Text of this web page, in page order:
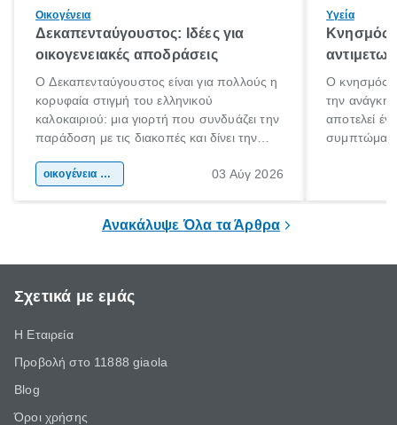
Οικογένεια
Δεκαπενταύγουστος: Ιδέες για
οικογενειακές αποδράσεις
Ο Δεκαπενταύγουστος είναι για πολλούς η
κορυφαία στιγμή του ελληνικού
καλοκαιριού: μια γιορτή που συνδυάζει την
παράδοση με τις διακοπές και δίνει την
χώρας. Είτε πρόκειται για λίγες μέρες
οικογένεια & παιδί 03 Αύγ 2026
Υγεία
Κνησμός:
Ο κνησμός
την ανάγκη
αποτελεί
Ανακάλυψε Όλα τα Άρθρα
Σχετικά με εμάς
Η Εταιρεία
Προβολή στο 11888 giaola
Blog
Όροι χρήσης